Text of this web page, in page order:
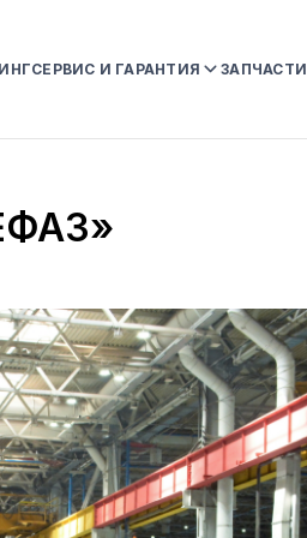
СЕРВИС И ГАРАНТИЯ
НА АВТОТЕХНИКУ KAMAZ И
УСЛОВИЯ ГАРАНТИИ
ЗАПЧАСТИ